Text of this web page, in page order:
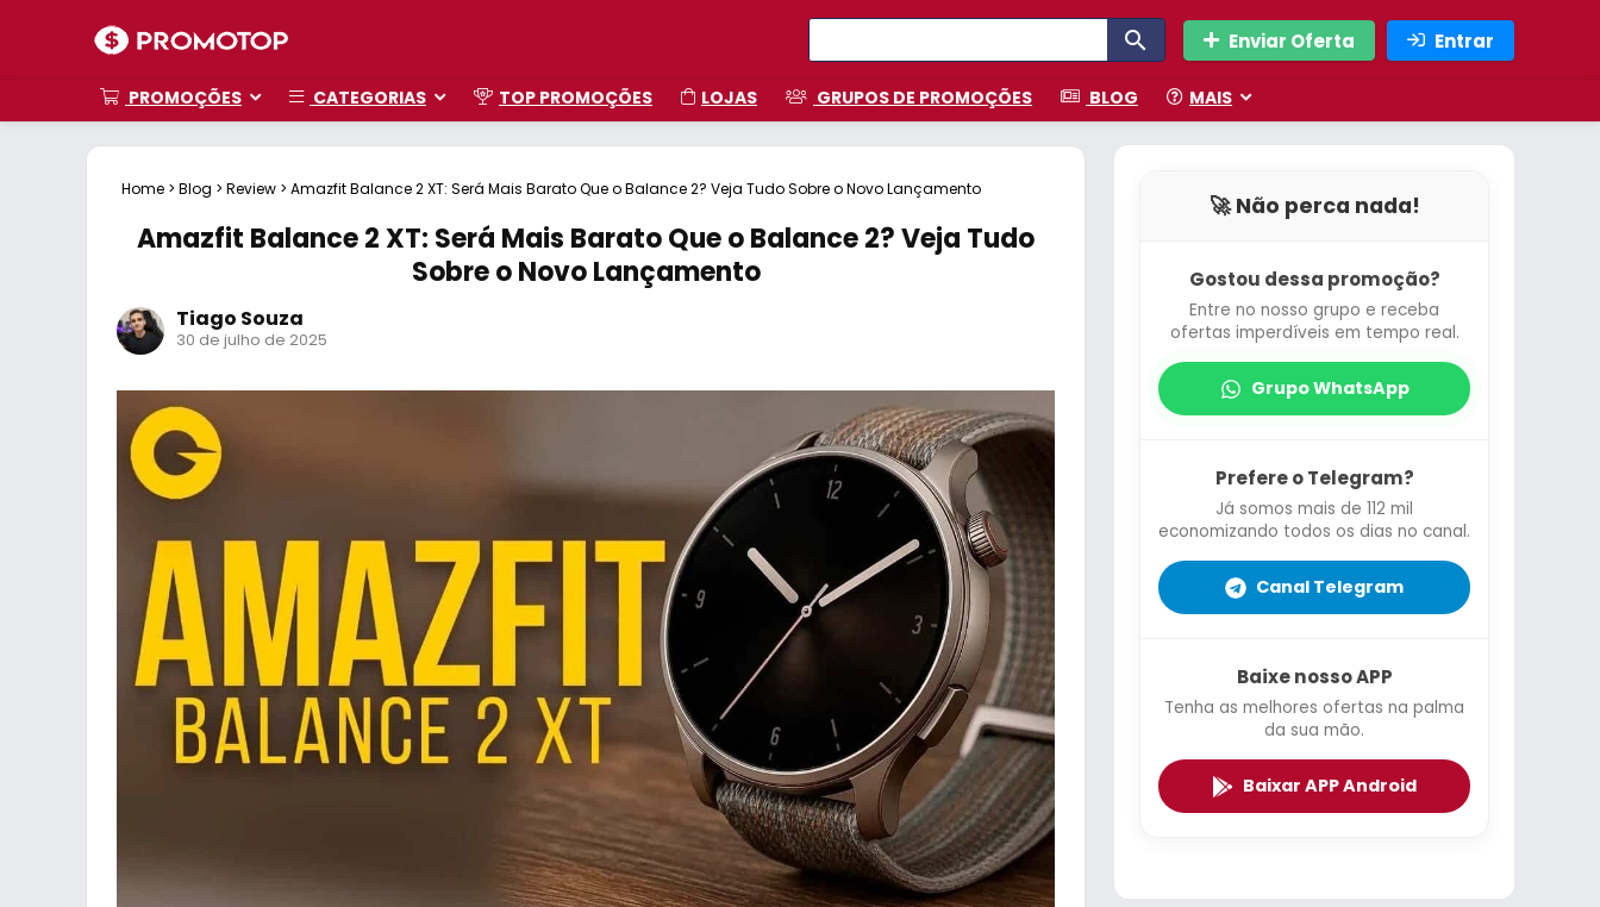
Enviar Oferta Entrar
PROMOÇÕES CATEGORIAS TOP PROMOÇÕES LOJAS GRUPOS DE PROMOÇÕES BLOG MAIS
Home > Blog > Review > Amazfit Balance 2 XT: Será Mais Barato Que o Balance 2? Veja Tudo Sobre o Novo Lançamento
Amazfit Balance 2 XT: Será Mais Barato Que o Balance 2? Veja Tudo
Sobre o Novo Lançamento
Tiago Souza
30 de julho de 2025
🚀 Não perca nada!
Gostou dessa promoção?
Entre no nosso grupo e receba
ofertas imperdíveis em tempo real.
Grupo WhatsApp
Prefere o Telegram?
Já somos mais de 112 mil
economizando todos os dias no canal.
Canal Telegram
Baixe nosso APP
Tenha as melhores ofertas na palma
da sua mão.
Baixar APP Android